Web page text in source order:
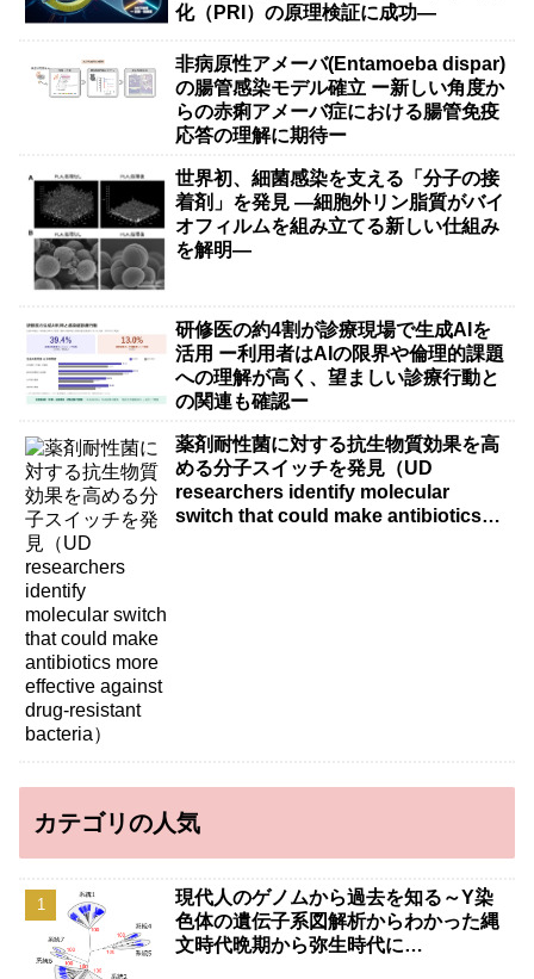
化（PRI）の原理検証に成功―
非病原性アメーバ(Entamoeba dispar)
の腸管感染モデル確立 ー新しい角度か
らの赤痢アメーバ症における腸管免疫
応答の理解に期待ー
世界初、細菌感染を支える「分子の接
着剤」を発見 ―細胞外リン脂質がバイ
オフィルムを組み立てる新しい仕組み
を解明―
研修医の約4割が診療現場で生成AIを
活用 ー利用者はAIの限界や倫理的課題
への理解が高く、望ましい診療行動と
の関連も確認ー
薬剤耐性菌に対する抗生物質効果を高
める分子スイッチを発見（UD
researchers identify molecular
switch that could make antibiotics
カテゴリの人気
現代人のゲノムから過去を知る～Y染
色体の遺伝子系図解析からわかった縄
文時代晩期から弥生時代に…